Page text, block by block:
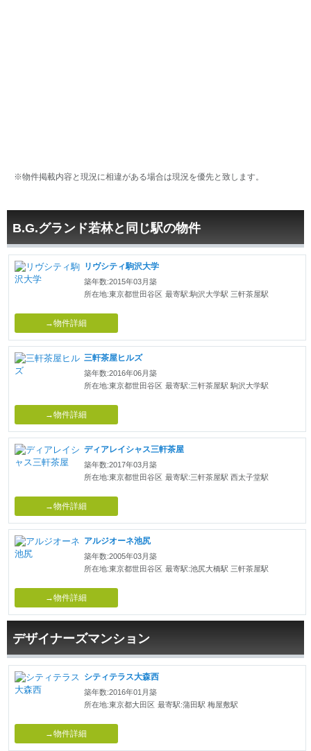
※物件掲載内容と現況に相違がある場合は現況を優先と致します。
B.G.グランド若林と同じ駅の物件
リヴシティ駒沢大学
築年数:2015年03月築
所在地:東京都世田谷区 最寄駅:駒沢大学駅 三軒茶屋駅
→物件詳細
三軒茶屋ヒルズ
築年数:2016年06月築
所在地:東京都世田谷区 最寄駅:三軒茶屋駅 駒沢大学駅
→物件詳細
ディアレイシャス三軒茶屋
築年数:2017年03月築
所在地:東京都世田谷区 最寄駅:三軒茶屋駅 西太子堂駅
→物件詳細
アルジオーネ池尻
築年数:2005年03月築
所在地:東京都世田谷区 最寄駅:池尻大橋駅 三軒茶屋駅
→物件詳細
デザイナーズマンション
シティテラス大森西
築年数:2016年01月築
所在地:東京都大田区 最寄駅:蒲田駅 梅屋敷駅
→物件詳細